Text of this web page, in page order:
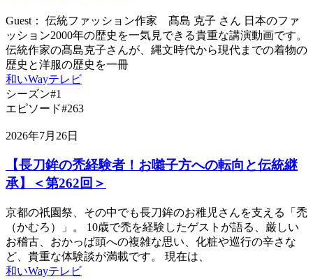
Guest： 伝統ファッション作家 髙島 克子 さん 日本のファ
ッション2000年の歴史を一気見できる貴重な講演動画です。
伝統作家の髙島克子さんが、縄文時代から現代までの着物の
歴史と洋服の歴史を一冊
和いWayテレビ
シーズン#1
エピソード#263
2026年7月26日
【長刀鉾の禿経験者！お囃子方への転向と伝統継
承】＜第262回＞
京都の祇園祭、その中でも長刀鉾のお稚児さんを支える「禿
（かむろ）」。 10歳で禿を経験したゲストが語る、厳しい
お稽古、おかっぱ頭への複雑な思い、化粧や巡行の辛さな
ど、貴重な体験談が満載です。 現在は、
和いWayテレビ